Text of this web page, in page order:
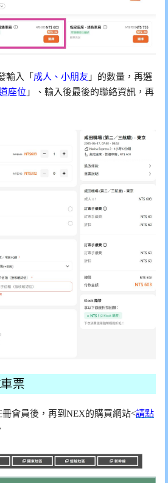
輸入「 成人、小朋友 」的數量，再選
座位 」、輸入後最後的聯絡資訊，再
票
冊會員後，再到NEX的購買網站<請點